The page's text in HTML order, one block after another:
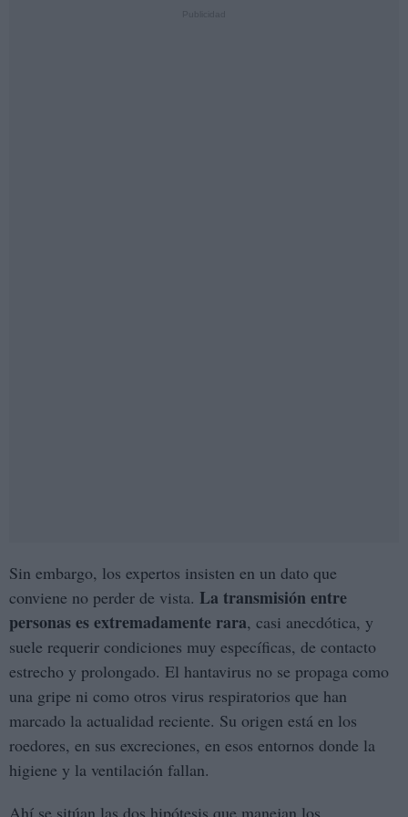
Sin embargo, los expertos insisten en un dato que
conviene no perder de vista. La transmisión entre
personas es extremadamente rara, casi anecdótica, y
suele requerir condiciones muy específicas, de contacto
estrecho y prolongado. El hantavirus no se propaga como
una gripe ni como otros virus respiratorios que han
marcado la actualidad reciente. Su origen está en los
roedores, en sus excreciones, en esos entornos donde la
higiene y la ventilación fallan.
Ahí se sitúan las dos hipótesis que manejan los